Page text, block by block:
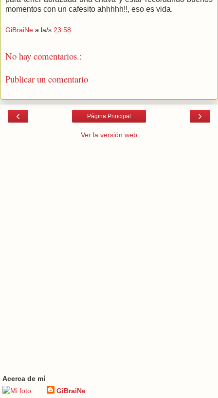
momentos con un cafesito ahhhhh!!, eso es vida.
GiBraiNe a la/s 23:58
No hay comentarios.:
Publicar un comentario
‹ ›
Página Principal
Ver la versión web
Acerca de mí
GiBraiNe